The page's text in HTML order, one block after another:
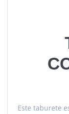
Este taburete